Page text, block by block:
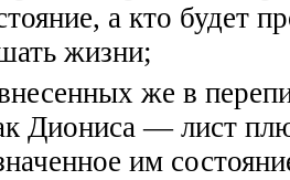
а кто будет
жизни;
же в
Диониса — лист
им